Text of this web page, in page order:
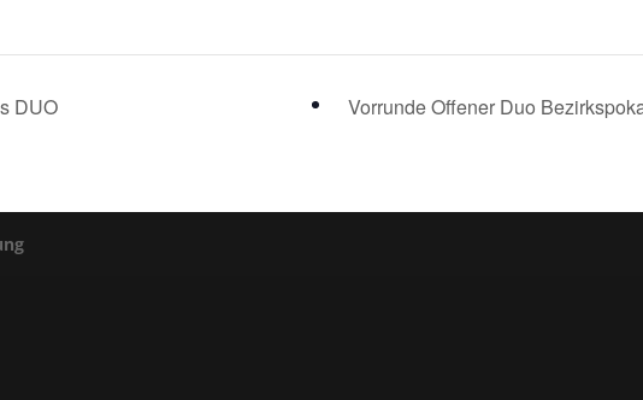
DUO Vorrunde Offener Duo